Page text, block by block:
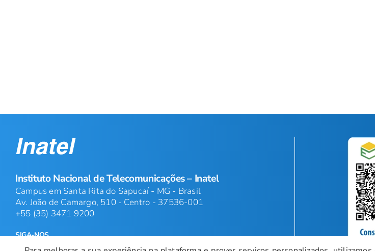
Instituto Nacional de Telecomunicações – Inatel
Campus em Santa Rita do Sapucaí - MG - Brasil
Av. João de Camargo, 510 - Centro - 37536-001
+55 (35) 3471 9200
SIGA-NOS